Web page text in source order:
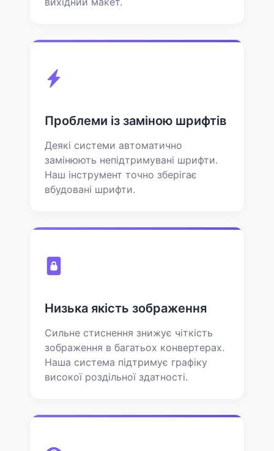
Проблеми із заміною шрифтів
Деякі системи автоматично
замінюють непідтримувані шрифти.
Наш інструмент точно зберігає
вбудовані шрифти.
Низька якість зображення
Сильне стиснення знижує чіткість
зображення в багатьох конвертерах.
Наша система підтримує графіку
високої роздільної здатності.